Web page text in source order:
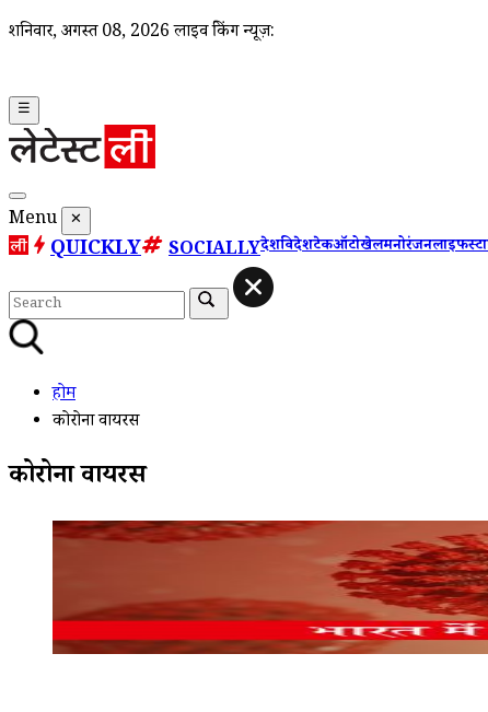
शनिवार, अगस्त 08, 2026 लाइव ब्रेकिंग न्यूज़:
☰
Menu ✕
QUICKLY SOCIALLYदेशविदेशटेकऑटोखेलमनोरंजन
होम
कोरोना वायरस
कोरोना वायरस